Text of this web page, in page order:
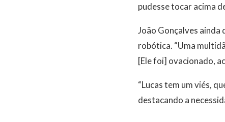
pudesse tocar acima
João Gonçalves
robótica. “Uma
[Ele foi] ovacionado,
“Lucas tem um viés,
destacando a